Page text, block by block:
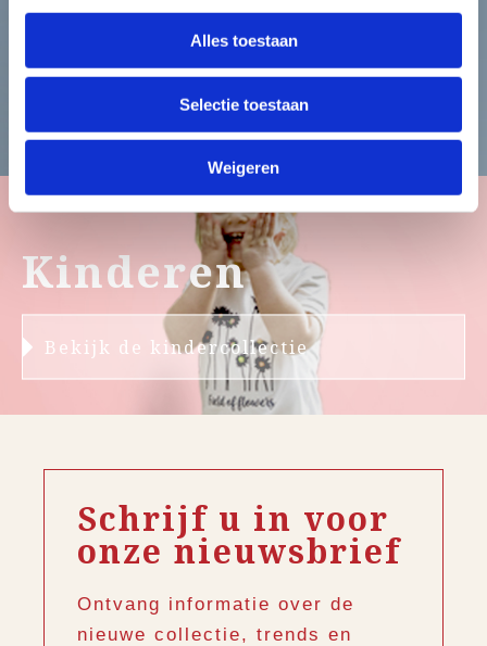
Alles toestaan
Selectie toestaan
Weigeren
Heren
Bekijk de herencollectie
Kinderen
Bekijk de kindercollectie
Schrijf u in voor
onze nieuwsbrief
Ontvang informatie over de
nieuwe collectie, trends en